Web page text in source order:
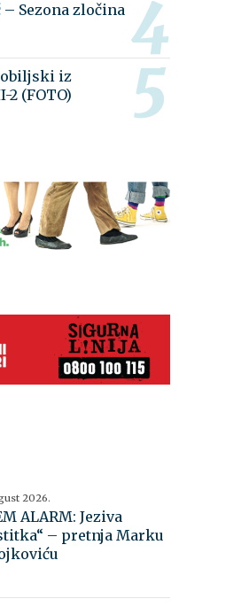
Sezona zločina
iz
2 (FOTO)
2026.
ALARM: Jeziva
– pretnja Marku